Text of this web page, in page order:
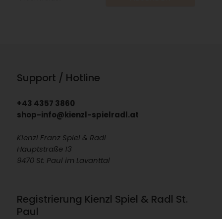
Support / Hotline
+43 4357 3860
shop-info@kienzl-spielradl.at
Kienzl Franz Spiel & Radl
Hauptstraße 13
9470 St. Paul im Lavanttal
Registrierung Kienzl Spiel & Radl St.
Paul